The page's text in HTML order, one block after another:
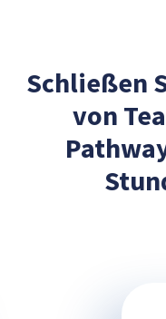
Schließen
von